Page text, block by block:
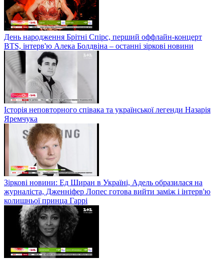
День народження Брітні Спірс, перший оффлайн-концерт
BTS, інтерв'ю Алека Болдвіна – останні зіркові новини
Історія неповторного співака та української легенди Назарія
Яремчука
Зіркові новини: Ед Ширан в Україні, Адель образилася на
журналіста, Дженніфер Лопес готова вийти заміж і інтерв'ю
колишньої принца Гаррі